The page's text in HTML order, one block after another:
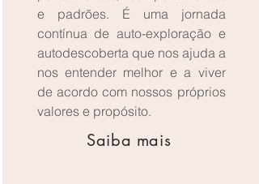
e padrões. É uma jornada
contínua de auto-exploração e
autodescoberta que nos ajuda a
nos entender melhor e a viver
de acordo com nossos próprios
valores e propósito.
Saiba mais